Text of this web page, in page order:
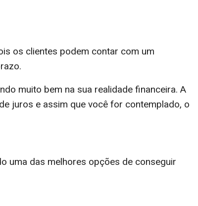
os clientes podem contar com um
muito bem na sua realidade financeira. A
juros e assim que você for contemplado, o
uma das melhores opções de conseguir